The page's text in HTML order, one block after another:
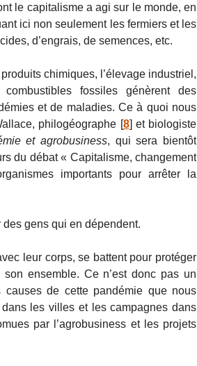
le capitalisme a agi sur le monde, en
ici non seulement les fermiers et les
d’engrais, de semences, etc.
chimiques, l’élevage industriel,
fossiles génèrent des
et de maladies. Ce à quoi nous
philogéographe [8] et biologiste
et agrobusiness, qui sera bientôt
du débat « Capitalisme, changement
importants pour arrêter la
gens qui en dépendent.
leur corps, se battent pour protéger
son ensemble. Ce n’est donc pas un
de cette pandémie que nous
les villes et les campagnes dans
par l’agrobusiness et les projets